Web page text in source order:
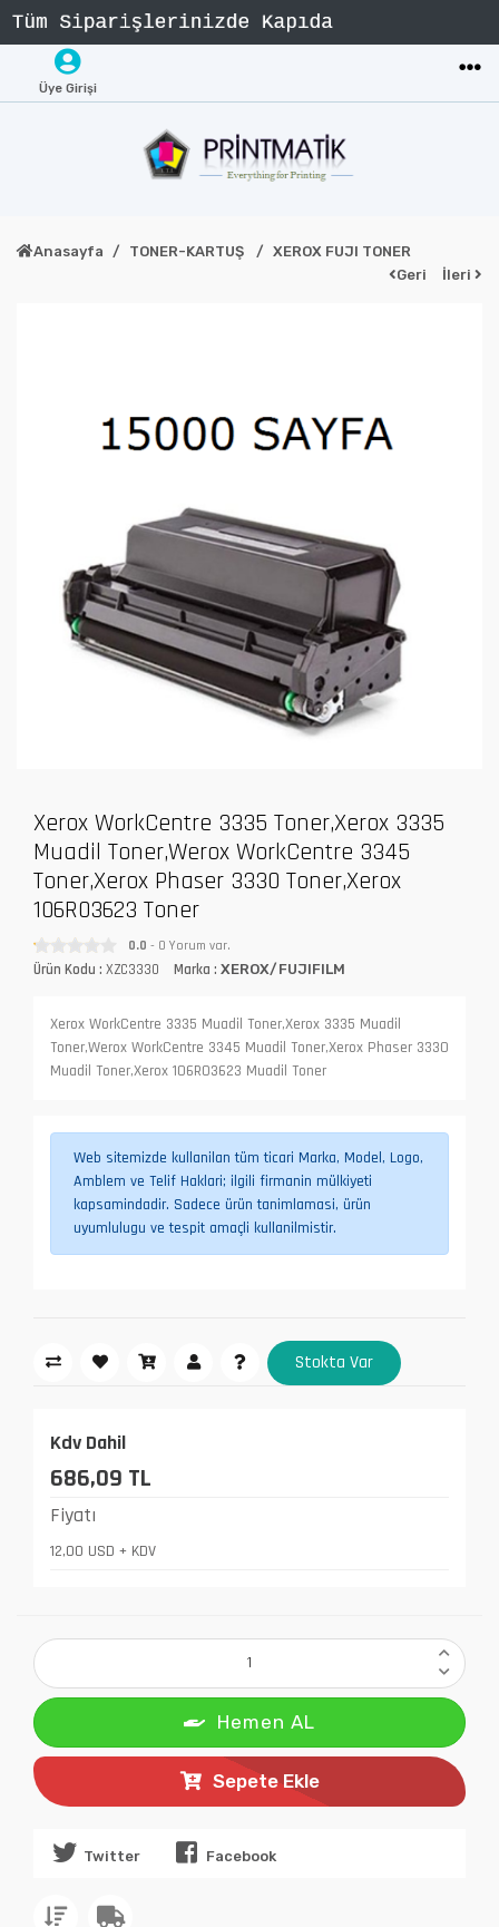
Üye Girişi
Anasayfa TONER-KARTUŞ
XEROX FUJI TONER
Geri
İleri
Xerox WorkCentre 3335 Toner,Xerox 3335
Muadil Toner,Werox WorkCentre 3345
Toner,Xerox Phaser 3330 Toner,Xerox
106R03623 Toner
0.0 - 0 Yorum var.
Ürün Kodu : XZC3330 Marka : XEROX/FUJIFILM
Xerox WorkCentre 3335 Muadil Toner,Xerox 3335 Muadil
Toner,Werox WorkCentre 3345 Muadil Toner,Xerox Phaser 3330
Muadil Toner,Xerox 106R03623 Muadil Toner
Web sitemizde kullanilan tüm ticari Marka, Model, Logo,
Amblem ve Telif Haklari; ilgili firmanin mülkiyeti
kapsamindadir. Sadece ürün tanimlamasi, ürün
uyumlulugu ve tespit amaçli kullanilmistir.
Stokta Var
Kdv Dahil
686,09 TL
Fiyatı
12,00 USD + KDV
Hemen AL
Sepete Ekle
Twitter Facebook